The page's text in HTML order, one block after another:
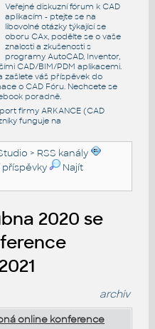
Veřejné diskuzní fórum k CAD
aplikacím - ptejte se na
libovolné otázky týkající se
oboru CAx, podělte se o vaše
znalosti a zkušenosti s
programy AutoCAD, Inventor,
CAD/BIM/PDM aplikacemi.
zašlete váš příspěvek do
o CAD Fóru. Nechcete se
poradně.
firmy ARKANCE (CAD
funguje na
> RSS kanály
Najít
2020 se
archiv
online konference